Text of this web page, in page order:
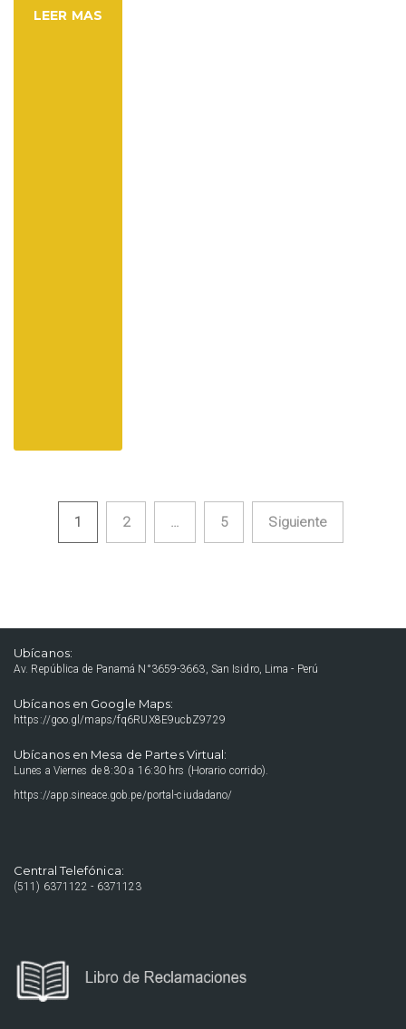
LEER MAS
Navegación de entradas
1 2 … 5 Siguiente
Ubícanos:
Av. República de Panamá N°3659-3663, San Isidro, Lima - Perú
Ubícanos en Google Maps:
https://goo.gl/maps/fq6RUX8E9ucbZ9729
Ubícanos en Mesa de Partes Virtual:
Lunes a Viernes de 8:30 a 16:30 hrs (Horario corrido).
https://app.sineace.gob.pe/portal-ciudadano/
Central Telefónica:
(511) 6371122 - 6371123